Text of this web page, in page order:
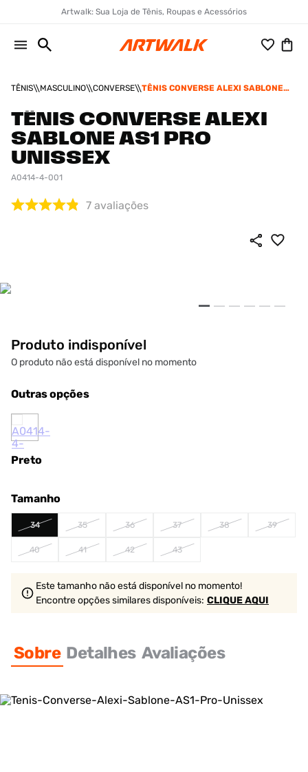
Artwalk: Sua Loja de Tênis, Roupas e Acessórios
TÊNIS MASCULINO CONVERSE
TÊNIS CONVERSE ALEXI SABLONE
TÊNIS CONVERSE ALEXI
SABLONE AS1 PRO
UNISSEX
A0414-4-001
7 avaliações
Produto indisponível
O produto não está disponível no momento
Outras opções
Preto
Tamanho
34 35 36 37 38 39
40 41 42 43
Este tamanho não está disponível no momento!
Encontre opções similaresdisponíveis: CLIQUE AQUI
Sobre Detalhes Avaliações